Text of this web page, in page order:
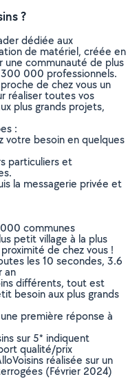
?
dédiée aux
de matériel, créée en
une communauté de plus
000 professionnels.
de chez vous un
réaliser toutes vos
plus grands projets,
:
votre besoin en quelques
particuliers et
la messagerie privée et
communes
petit village à la plus
de chez vous !
les 10 secondes, 3.6
an
différents, tout est
besoin aux plus grands
première réponse à
sur 5* indiquent
qualité/prix
réalisée sur un
(Février 2024)